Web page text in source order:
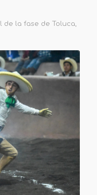
de la fase de Toluca,